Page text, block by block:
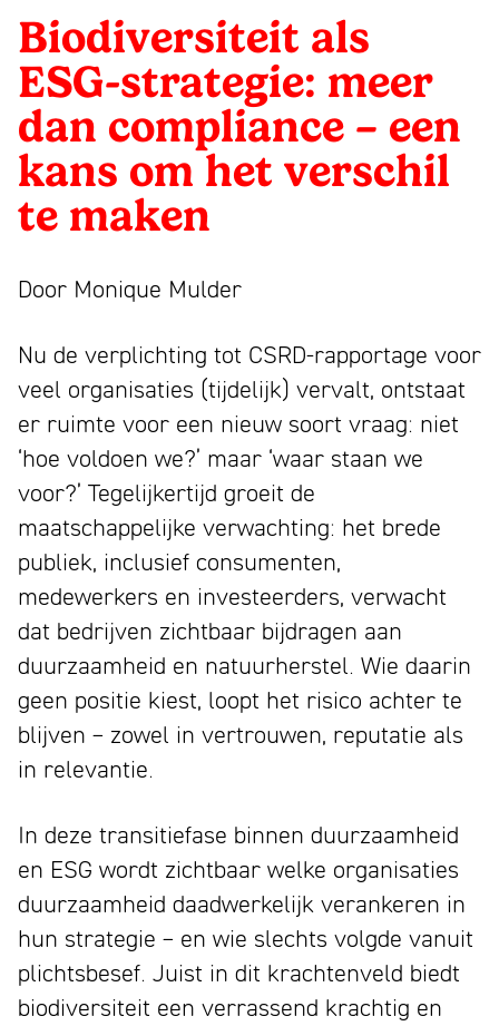
bloeiend
merk
trekt
aandacht,
maakt
indruk
en
mensen
Wij
zijn
Mattmo,
gespecialiseerd
in
marketing,
ESG-
en
Partners
Nieuws
Contact
Linkedin
Instagram
Youtube
NL EN
strategie:
meer
dan
compliance
–
kans
om
het
verschil
te
maken
Biodiversiteit als
ESG-strategie: meer
dan compliance – een
kans om het verschil
te maken
Door Monique Mulder
Nu de verplichting tot CSRD-rapportage voor
veel organisaties (tijdelijk) vervalt, ontstaat
er ruimte voor een nieuw soort vraag: niet
‘hoe voldoen we?’ maar ‘waar staan we
voor?’ Tegelijkertijd groeit de
maatschappelijke verwachting: het brede
publiek, inclusief consumenten,
medewerkers en investeerders, verwacht
dat bedrijven zichtbaar bijdragen aan
duurzaamheid en natuurherstel. Wie daarin
geen positie kiest, loopt het risico achter te
blijven – zowel in vertrouwen, reputatie als
in relevantie.
In deze transitiefase binnen duurzaamheid
en ESG wordt zichtbaar welke organisaties
duurzaamheid daadwerkelijk verankeren in
hun strategie – en wie slechts volgde vanuit
plichtsbesef. Juist in dit krachtenveld biedt
biodiversiteit een verrassend krachtig en